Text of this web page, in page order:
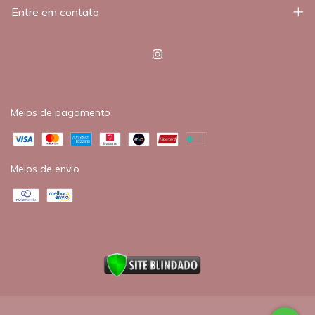
Entre em contato
Meios de pagamento
Meios de envio